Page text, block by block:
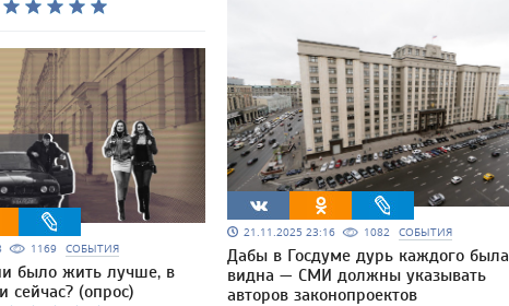
1169 СОБЫТИЯ
было жить лучше, в
сейчас? (опрос)
21.11.2025 23:16 1082 СОБЫТИЯ
Дабы в Госдуме дурь каждого была
видна — СМИ должны указывать
авторов законопроектов